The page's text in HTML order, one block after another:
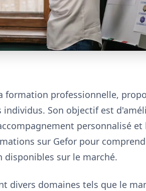
formation professionnelle,
Son objectif est
personnalisé et
sur Gefor pour
sur le marché.
divers domaines tels que le